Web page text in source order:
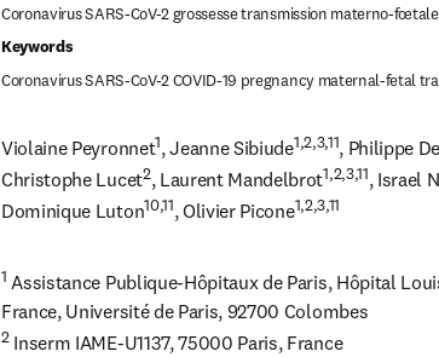
Keywords
Coronavirus SARS-CoV-2 COVID-19 pregnancy maternal-fetal
Violaine Peyronnet1, Jeanne Sibiude1,2,3,11, Philippe
Christophe Lucet2, Laurent Mandelbrot1,2,3,11, Israel
Dominique Luton10,11, Olivier Picone1,2,3,11
1 Assistance Publique-Hôpitaux de Paris, Hôpital
2 Inserm IAME-U1137, 75000 Paris, France